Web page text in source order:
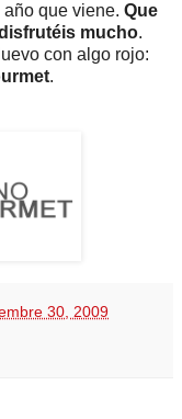
que viene. Que
mucho.
con algo rojo:
.
30, 2009